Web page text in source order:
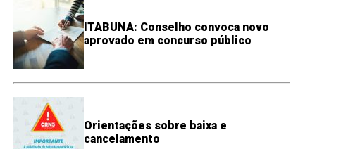
ITABUNA: Conselho convoca novo
aprovado em concurso público
Orientações sobre baixa e
cancelamento